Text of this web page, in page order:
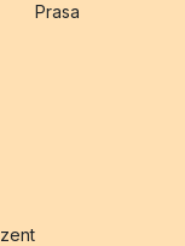
Prasa